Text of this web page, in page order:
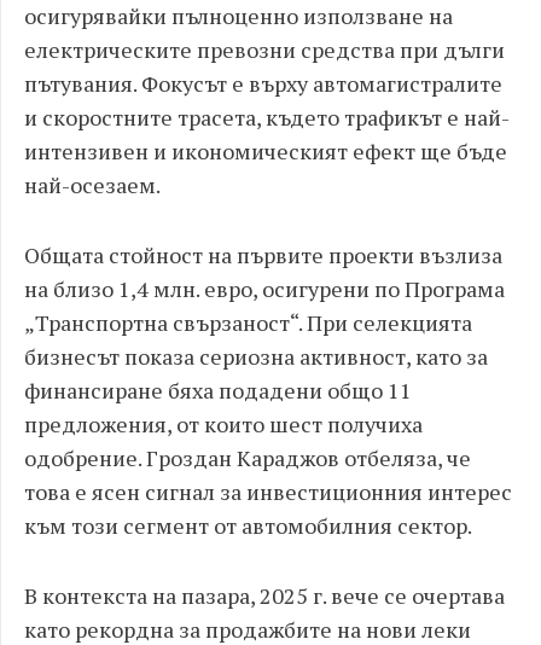
осигурявайки пълноценно използване на
електрическите превозни средства при дълги
пътувания. Фокусът е върху автомагистралите
и скоростните трасета, където трафикът е най-
интензивен и икономическият ефект ще бъде
най-осезаем.
Общата стойност на първите проекти възлиза
на близо 1,4 млн. евро, осигурени по Програма
„Транспортна свързаност“. При селекцията
бизнесът показа сериозна активност, като за
финансиране бяха подадени общо 11
предложения, от които шест получиха
одобрение. Гроздан Караджов отбеляза, че
това е ясен сигнал за инвестиционния интерес
към този сегмент от автомобилния сектор.
В контекста на пазара, 2025 г. вече се очертава
като рекордна за продажбите на нови леки